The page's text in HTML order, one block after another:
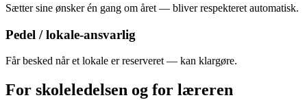
Sætter sine ønsker én gang om året — bliver respekteret automatisk.
Pedel / lokale-ansvarlig
Får besked når et lokale er reserveret — kan klargøre.
For skoleledelsen og for læreren